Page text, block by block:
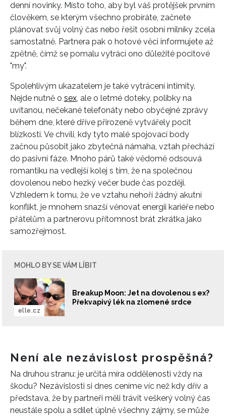
denní novinky. Místo toho, aby byl váš protějšek prvním
člověkem, se kterým všechno probíráte, začnete
plánovat svůj volný čas nebo řešit osobní milníky zcela
samostatně. Partnera pak o hotové věci informujete až
zpětně, čímž se pomalu vytrácí ono důležité pocitové
"my".
Spolehlivým ukazatelem je také vytrácení intimity.
Nejde nutně o sex, ale o letmé doteky, polibky na
uvítanou, nečekané telefonáty nebo obyčejné zprávy
během dne, které dříve přirozeně vytvářely pocit
blízkosti. Ve chvíli, kdy tyto malé spojovací body
začnou působit jako zbytečná námaha, vztah přechází
do pasivní fáze. Mnoho párů také vědomě odsouvá
romantiku na vedlejší kolej s tím, že na společnou
dovolenou nebo hezký večer bude čas později.
Vzhledem k tomu, že ve vztahu nehoří žádný akutní
konflikt, je mnohem snazší věnovat energii kariéře nebo
přátelům a partnerovu přítomnost brát zkrátka jako
samozřejmost.
MOHLO BY SE VÁM LÍBIT
Breakup Moon: Jet na dovolenou s ex?
Překvapivý lék na zlomené srdce
elle.cz
Není ale nezávislost prospěšná?
Na druhou stranu: je určitá míra oddělenosti vždy na
škodu? Nezávislosti si dnes ceníme víc než kdy dřív a
představa, že by partneři měli trávit veškerý volný čas
neustále spolu a sdílet úplně všechny zájmy, se může